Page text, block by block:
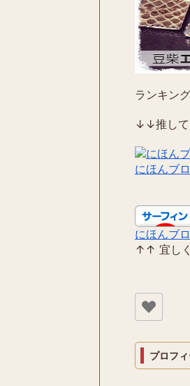
ランキン
↓↓推して
にほんブ
にほんブ
↑↑ 宜しく
プロフ